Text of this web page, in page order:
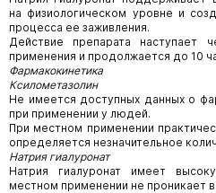
на физиологическом уровне и
процесса ее заживления.
Действие препарата наступает
применения и продолжается до 10
Фармакокинетика
Ксилометазолин
Не имеется доступных данных о
при применении у людей.
При местном применении
определяется незначительное
Натрия гиалуронат
Натрия гиалуронат имеет
местном применении не проникает в